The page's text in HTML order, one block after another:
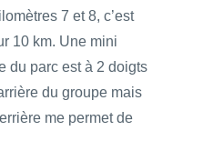
7 et 8, c’est
10 km. Une mini
du parc est à 2 doigts
du groupe mais
me permet de